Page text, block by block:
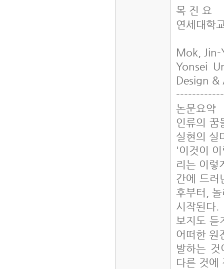
목 진 요
연세대학
Mok,
Yonsei
Design
논문요약
인류의 꿈
실현의 실
'이것이
리는 이렇
간에 드러
후부터,
시작된다.
보지도 듣
어떠한 원
발하는
다른 것에